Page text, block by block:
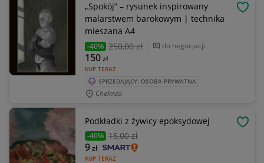
„Spokój” – rysunek inspirowany
malarstwem barokowym | technika
mieszana A4
-40% 250,00 zł do negocjacji
KUP TERAZ
150zł
SPRZEDAJĄCY: OSOBA PRYWATNA
Chełmża
Podkładki z żywicy epoksydowej
-40% 15,00 zł
KUP TERAZ
9zł